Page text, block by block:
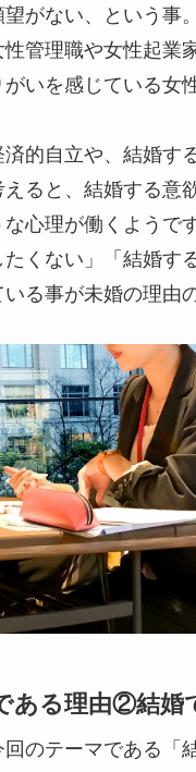
がない、という事。
管理職や女性起業
いを感じている女
的自立や、結婚す
ると、結婚する意
心理が働くようです
くない」「結婚す
る事が未婚の理由
ある理由②結婚
回のテーマである「